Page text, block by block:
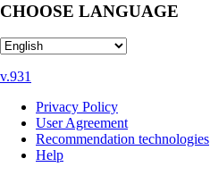
CHOOSE LANGUAGE
v.931
Privacy Policy
User Agreement
Recommendation technologies
Help